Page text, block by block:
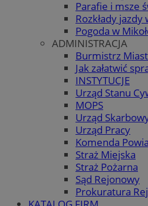
Parafie i msze
Rozkłady jazdy
Pogoda w
ADMINISTRACJA
Burmistrz
Jak załatwić
INSTYTUCJE
Urząd Stanu
MOPS
Urząd
Urząd Pracy
Komenda
Straż Miejska
Straż Pożarna
Sąd Rejonowy
Prokuratura